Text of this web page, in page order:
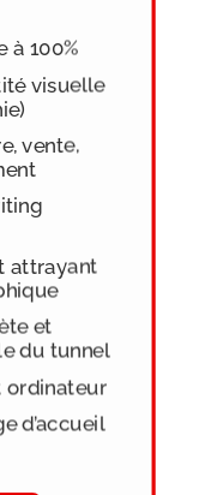
à 100%
visuelle
vente,
attrayant
et
du tunnel
ordinateur
d’accueil